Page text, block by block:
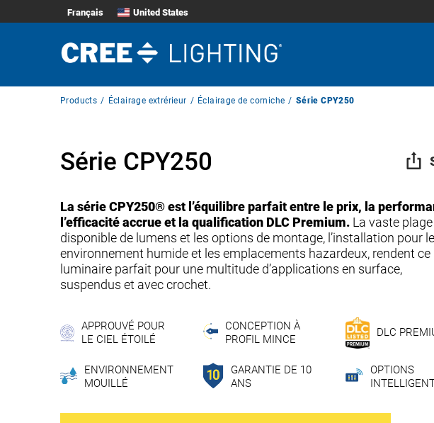
Français United States
BreadcrumbProducts Éclairage extrérieur Éclairage de corniche Série CPY250
Série CPY250
La série CPY250® est l’équilibre parfait entre le prix, la
l’efficacité accrue et la qualification DLC Premium. La vaste plage
disponible de lumens et les options de montage, l’installation pour
environnement humide et les emplacements hazardeux, rendent ce
luminaire parfait pour une multitude d’applications en surface,
suspendus et avec crochet.
APPROUVÉ POUR
LE CIEL ÉTOILÉ
CONCEPTION À
PROFIL MINCE
DLC
ENVIRONNEMENT
MOUILLÉ
GARANTIE DE 10
ANS
OPTIONS